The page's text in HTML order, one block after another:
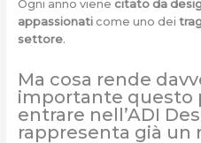
Ogni anno viene citato da
appassionaticome uno dei
settore.
Ma cosa rende
importante questo
entrare nell’ADI
rappresenta già un